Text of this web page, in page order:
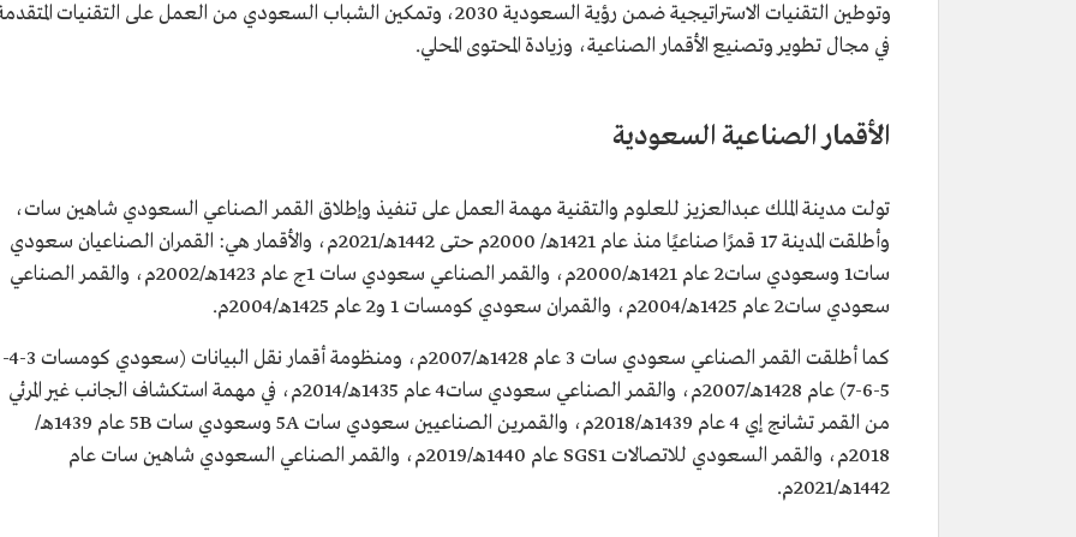
وتوطين التقنيات الاستراتيجية ضمن رؤية السعودية 2030، وتمكين الشباب السعودي من العمل على التقنيات
في مجال تطوير وتصنيع الأقمار الصناعية، وزيادة المحتوى المحلي.
الأقمار الصناعية السعودية
تولت مدينة الملك عبدالعزيز للعلوم والتقنية مهمة العمل على تنفيذ وإطلاق القمر الصناعي السعودي شاهين سات،
وأطلقت المدينة 17 قمرًا صناعيًا منذ عام 1421هـ/ 2000م حتى 1442هـ/2021م، والأقمار هي: القمران الصناعيان سعودي
سات1 وسعودي سات2 عام 1421هـ/2000م، والقمر الصناعي سعودي سات 1ج عام 1423هـ/2002م، والقمر الصناعي
سعودي سات2 عام 1425هـ/2004م، والقمران سعودي كومسات 1 و2 عام 1425هـ/2004م.
كما أطلقت القمر الصناعي سعودي سات 3 عام 1428هـ/2007م، ومنظومة أقمار نقل البيانات (سعودي كومسات 3-4-
5-6-7) عام 1428هـ/2007م، والقمر الصناعي سعودي سات4 عام 1435هـ/2014م، في مهمة استكشاف الجانب غير المرئي
من القمر تشانج إي 4 عام 1439هـ/2018م، والقمرين الصناعيين سعودي سات 5A وسعودي سات 5B عام 1439هـ/
2018م، والقمر السعودي للاتصالات SGS1 عام 1440هـ/2019م، والقمر الصناعي السعودي شاهين سات عام
1442هـ/2021م.